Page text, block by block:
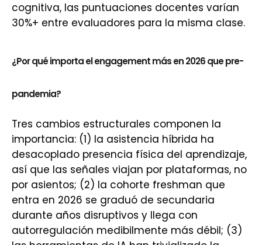
cognitiva, las puntuaciones docentes varían
30%+ entre evaluadores para la misma clase.
¿Por qué importa el engagement más en 2026 que pre-
pandemia?
Tres cambios estructurales componen la
importancia: (1) la asistencia híbrida ha
desacoplado presencia física del aprendizaje,
así que las señales viajan por plataformas, no
por asientos; (2) la cohorte freshman que
entra en 2026 se graduó de secundaria
durante años disruptivos y llega con
autorregulación medibilmente más débil; (3)